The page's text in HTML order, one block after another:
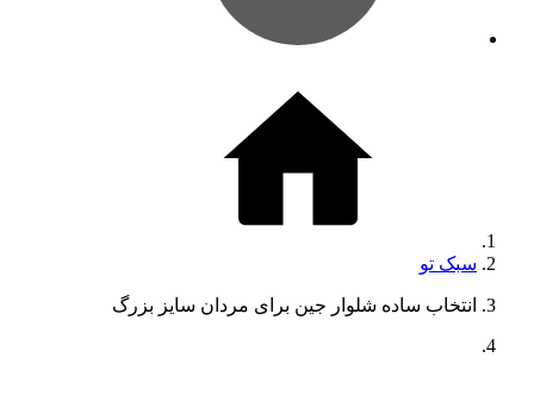
سبک تو
انتخاب ساده شلوار جین برای مردان سایز بزرگ